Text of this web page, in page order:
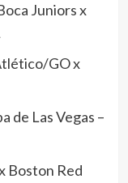
Juniors x
GO x
de Las Vegas –
Boston Red